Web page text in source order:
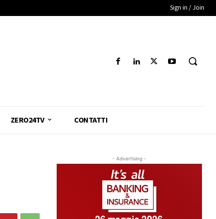
Sign in / Join
ZERO24TV CONTATTI
- Advertising -